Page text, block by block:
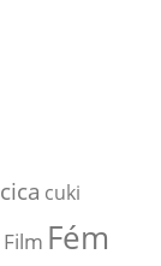
cica cuki
Film Fém